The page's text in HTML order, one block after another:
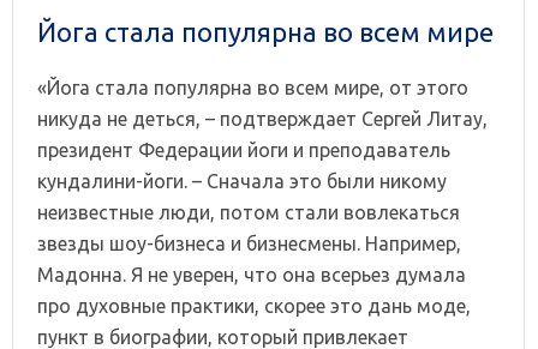
Йога стала популярна во всем мире
«Йога стала популярна во всем мире, от этого
никуда не деться, – подтверждает Сергей Литау,
президент Федерации йоги и преподаватель
кундалини-йоги. – Сначала это были никому
неизвестные люди, потом стали вовлекаться
звезды шоу-бизнеса и бизнесмены. Например,
Мадонна. Я не уверен, что она всерьез думала
про духовные практики, скорее это дань моде,
пункт в биографии, который привлекает